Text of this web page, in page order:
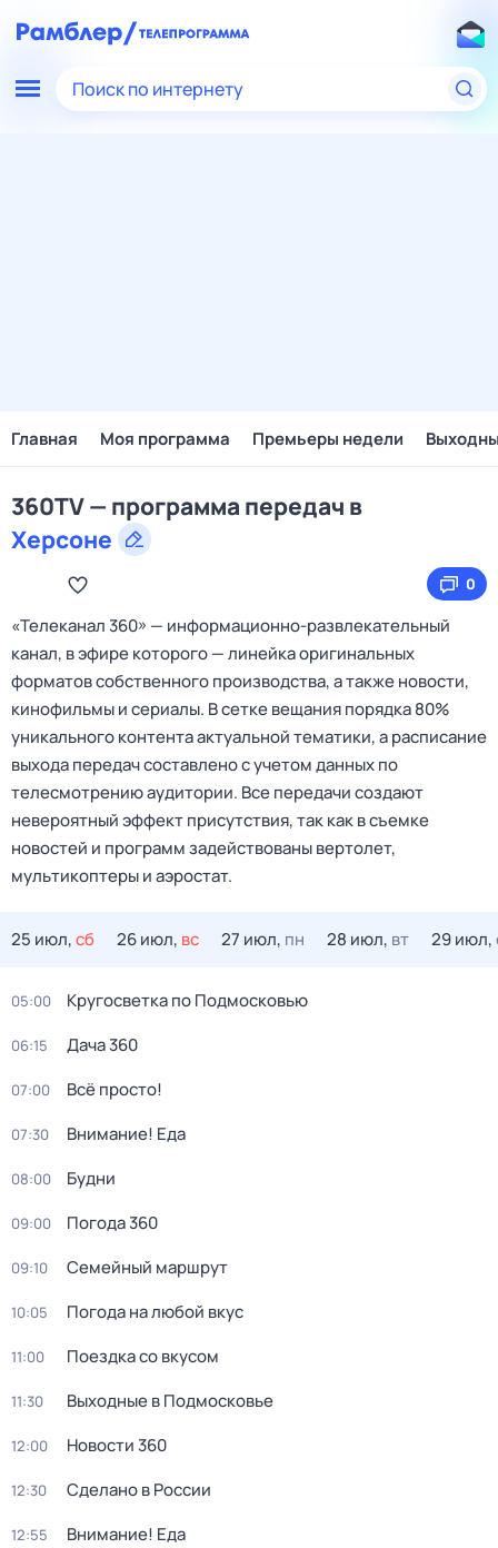
Поиск по интернету
Главная Моя программа Премьеры недели
360TV — программа передач в
Херсоне
0
«Телеканал 360» — информационно‑развлекательный
канал, в эфире которого — линейка оригинальных
форматов собственного производства, а также новости,
кинофильмы и сериалы. В сетке вещания порядка 80%
уникального контента актуальной тематики, а расписание
выхода передач составлено с учетом данных по
телесмотрению аудитории. Все передачи создают
невероятный эффект присутствия, так как в съемке
новостей и программ задействованы вертолет,
мультикоптеры и аэростат.
25 июл,сб 26 июл, вс 27 июл, пн 28 июл, вт 29 июл,
05:00 Кругосветка по Подмосковью
06:15 Дача 360
07:00 Всё просто!
07:30 Внимание! Еда
08:00 Будни
09:00 Погода 360
09:10 Семейный маршрут
10:05 Погода на любой вкус
11:00 Поездка со вкусом
11:30 Выходные в Подмосковье
12:00 Новости 360
12:30 Сделано в России
12:55 Внимание! Еда